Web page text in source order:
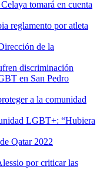
tomará en cuenta
reglamento por atleta
de la
discriminación
en San Pedro
a la comunidad
LGBT+: “Hubiera
Qatar 2022
por criticar las